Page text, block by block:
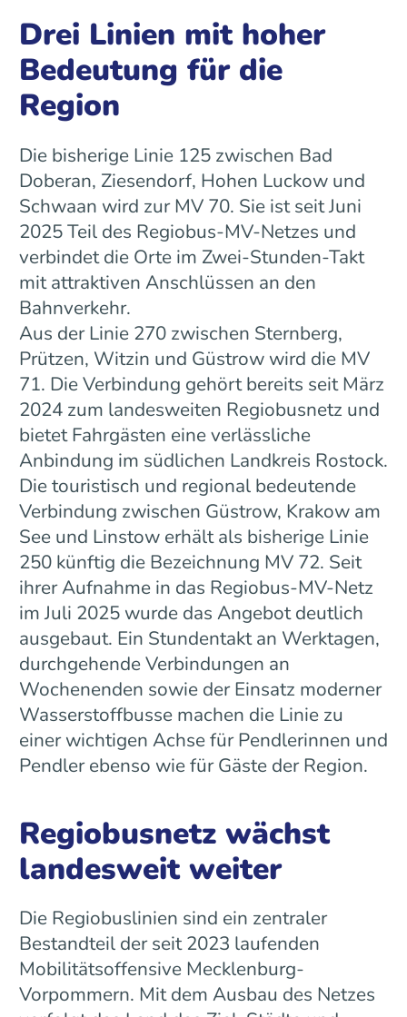
Drei Linien mit hoher
Bedeutung für die
Region
Die bisherige Linie 125 zwischen Bad
Doberan, Ziesendorf, Hohen Luckow und
Schwaan wird zur MV 70. Sie ist seit Juni
2025 Teil des Regiobus-MV-Netzes und
verbindet die Orte im Zwei-Stunden-Takt
mit attraktiven Anschlüssen an den
Bahnverkehr.
Aus der Linie 270 zwischen Sternberg,
Prützen, Witzin und Güstrow wird die MV
71. Die Verbindung gehört bereits seit März
2024 zum landesweiten Regiobusnetz und
bietet Fahrgästen eine verlässliche
Anbindung im südlichen Landkreis Rostock.
Die touristisch und regional bedeutende
Verbindung zwischen Güstrow, Krakow am
See und Linstow erhält als bisherige Linie
250 künftig die Bezeichnung MV 72. Seit
ihrer Aufnahme in das Regiobus-MV-Netz
im Juli 2025 wurde das Angebot deutlich
ausgebaut. Ein Stundentakt an Werktagen,
durchgehende Verbindungen an
Wochenenden sowie der Einsatz moderner
Wasserstoffbusse machen die Linie zu
einer wichtigen Achse für Pendlerinnen und
Pendler ebenso wie für Gäste der Region.
Regiobusnetz wächst
landesweit weiter
Die Regiobuslinien sind ein zentraler
Bestandteil der seit 2023 laufenden
Mobilitätsoffensive Mecklenburg-
Vorpommern. Mit dem Ausbau des Netzes